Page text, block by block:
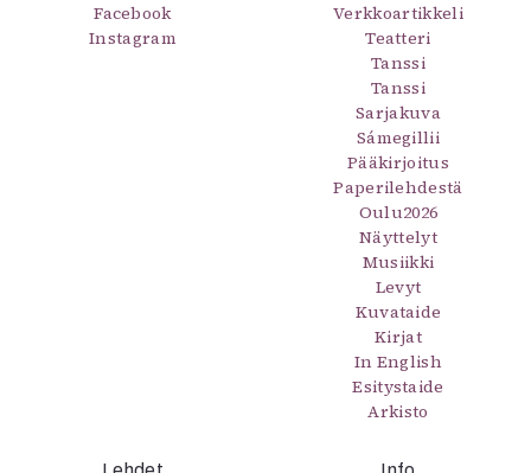
Facebook
Instagram
Verkkoartikkeli
Teatteri
Tanssi
Tanssi
Sarjakuva
Sámegillii
Pääkirjoitus
Paperilehdestä
Oulu2026
Näyttelyt
Musiikki
Levyt
Kuvataide
Kirjat
In English
Esitystaide
Arkisto